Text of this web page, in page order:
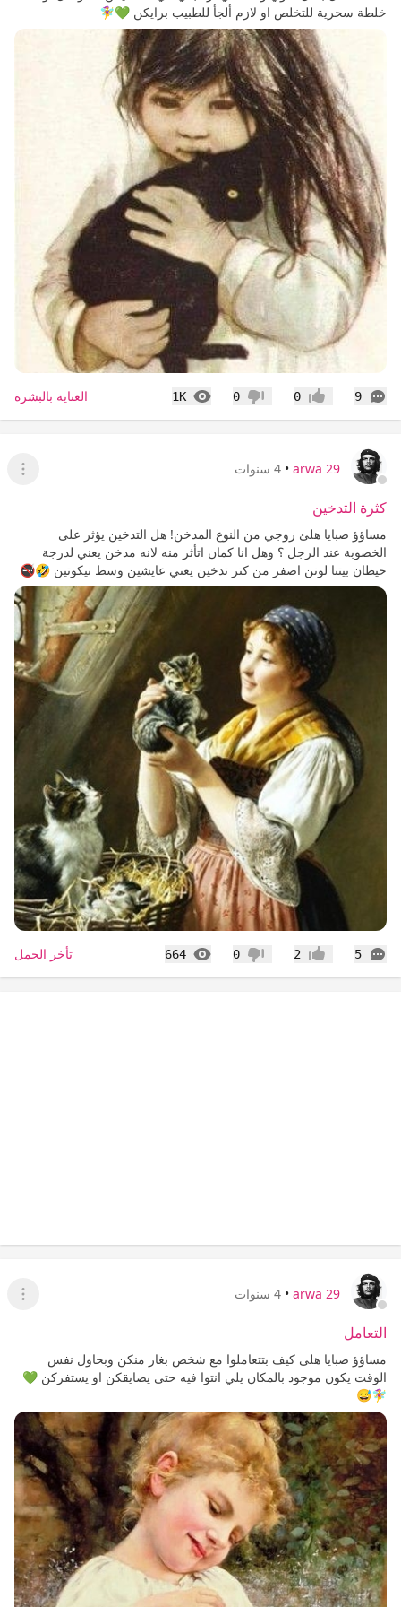
خلطة سحرية للتخلص او لازم ألجأ للطبيب برايكن 💚🧚‍♀️
9
التعليقات إعجاب0 عدم إعجاب
0
1K
المشاهدات العناية بالبشرة
arwa 29
• 4 سنوات
عرض
كثرة التدخين
مساؤؤ صبايا هلئ زوجي من النوع المدخن! هل التدخين يؤثر على
الخصوبة عند الرجل ؟ وهل انا كمان اتأثر منه لانه مدخن يعني لدرجة
حيطان بيتنا لونن اصفر من كتر تدخين يعني عايشين وسط نيكوتين 🤣🚭
5
التعليقات إعجاب2 عدم إعجاب
0
664
المشاهدات تأخر الحمل
arwa 29
• 4 سنوات
عرض
التعامل
مساؤؤ صبايا هلى كيف بتتعاملوا مع شخص بغار منكن وبحاول نفس
الوقت يكون موجود بالمكان يلي انتوا فيه حتى يضايقكن او يستفزكن 💚
🧚‍♀️😅